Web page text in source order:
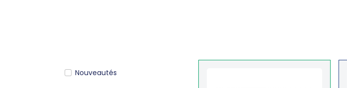
Nouveautés